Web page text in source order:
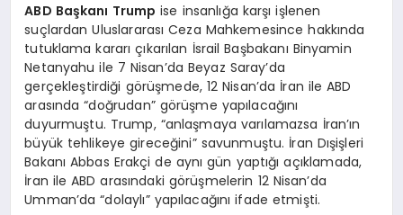
ABD Başkanı Trump ise insanlığa karşı işlenen
suçlardan Uluslararası Ceza Mahkemesince hakkında
tutuklama kararı çıkarılan İsrail Başbakanı Binyamin
Netanyahu ile 7 Nisan’da Beyaz Saray’da
gerçekleştirdiği görüşmede, 12 Nisan’da İran ile ABD
arasında “doğrudan” görüşme yapılacağını
duyurmuştu. Trump, “anlaşmaya varılamazsa İran’ın
büyük tehlikeye gireceğini” savunmuştu. İran Dışişleri
Bakanı Abbas Erakçi de aynı gün yaptığı açıklamada,
İran ile ABD arasındaki görüşmelerin 12 Nisan’da
Umman’da “dolaylı” yapılacağını ifade etmişti.